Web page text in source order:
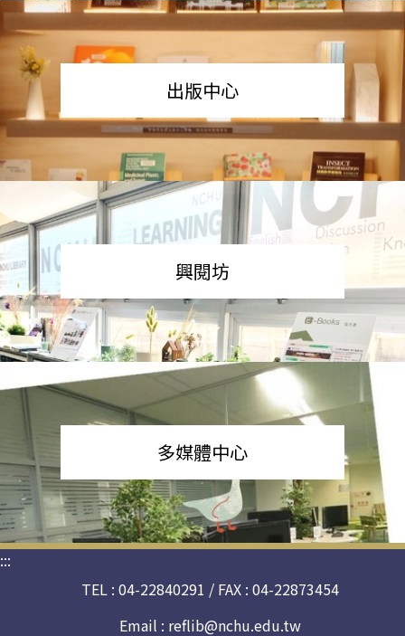
出版中心
興閱坊
多媒體中心
:::
TEL : 04-22840291 / FAX : 04-22873454
Email : reflib@nchu.edu.tw